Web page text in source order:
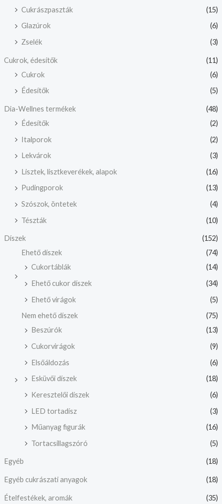
Cukrászpaszták
(15)
Glazúrok
(6)
Zselék
(3)
Cukrok, édesítők
(11)
Cukrok
(6)
Édesítők
(5)
Dia-Wellnes termékek
(48)
Édesítők
(2)
Italporok
(2)
Lekvárok
(3)
Lisztek, lisztkeverékek, alapok
(16)
Pudingporok
(13)
Szószok, öntetek
(4)
Tészták
(10)
Díszek
(152)
Ehető díszek
(74)
Cukortáblák
(14)
Ehető cukor díszek
(34)
Ehető virágok
(5)
Nem ehető díszek
(75)
Beszúrók
(13)
Cukorvirágok
(9)
Elsőáldozás
(6)
Esküvői díszek
(18)
Keresztelői díszek
(6)
LED tortadísz
(3)
Műanyag figurák
(16)
Tortacsillagszóró
(5)
Egyéb (18)
Egyéb cukrászati anyagok (18)
Ételfestékek, aromák
(35)